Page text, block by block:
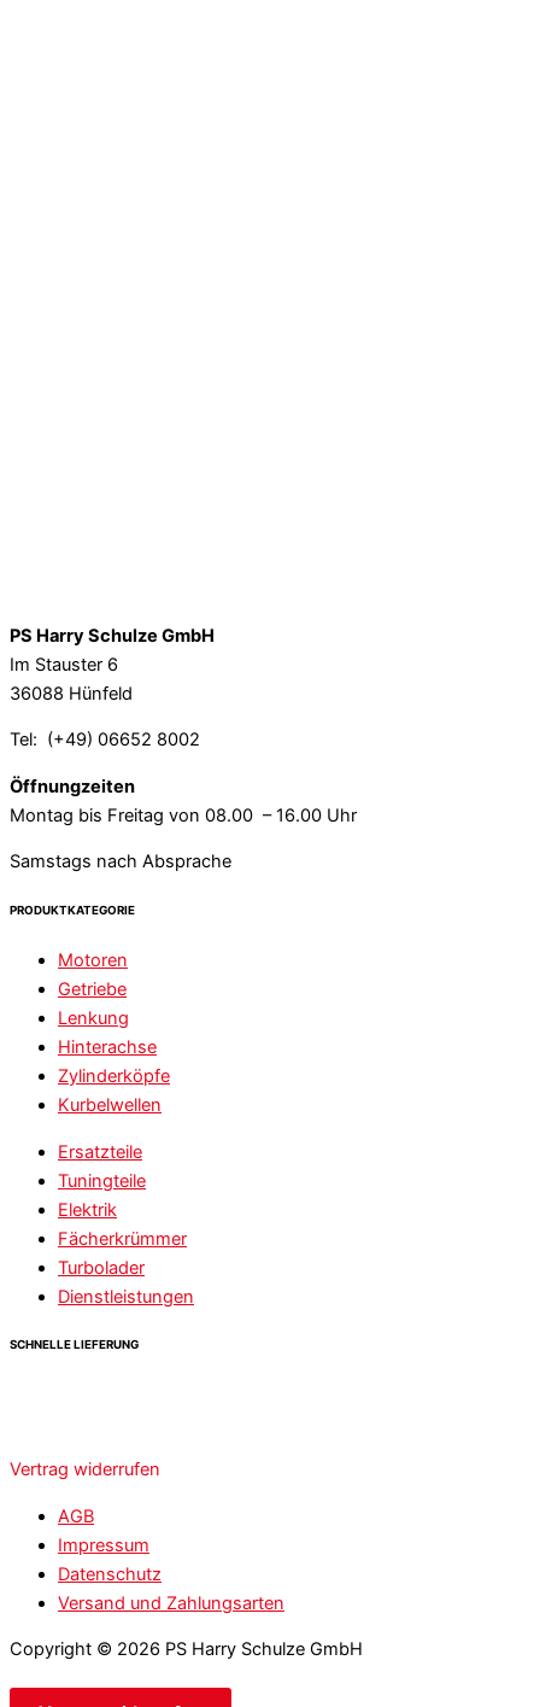
PS Harry Schulze GmbH
Im Stauster 6
36088 Hünfeld
Tel: (+49) 06652 8002
Öffnungzeiten
Montag bis Freitag von 08.00 – 16.00 Uhr
Samstags nach Absprache
PRODUKTKATEGORIE
Motoren
Getriebe
Lenkung
Hinterachse
Zylinderköpfe
Kurbelwellen
Ersatzteile
Tuningteile
Elektrik
Fächerkrümmer
Turbolader
Dienstleistungen
SCHNELLE LIEFERUNG
Vertrag widerrufen
AGB
Impressum
Datenschutz
Versand und Zahlungsarten
Copyright © 2026 PS Harry Schulze GmbH